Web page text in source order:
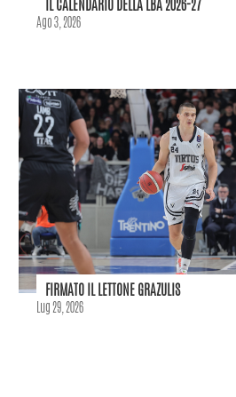
IL CALENDARIO DELLA LBA 2026-27
Ago 3, 2026
FIRMATO IL LETTONE GRAZULIS
Lug 29, 2026